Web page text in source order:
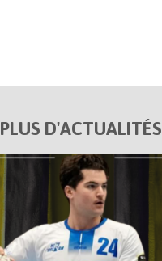
PLUS D'ACTUALITÉS